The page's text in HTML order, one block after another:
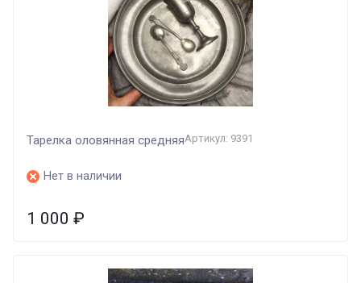
Тарелка оловянная средняяАртикул: 9391
Нет в наличии
1 000 ₽